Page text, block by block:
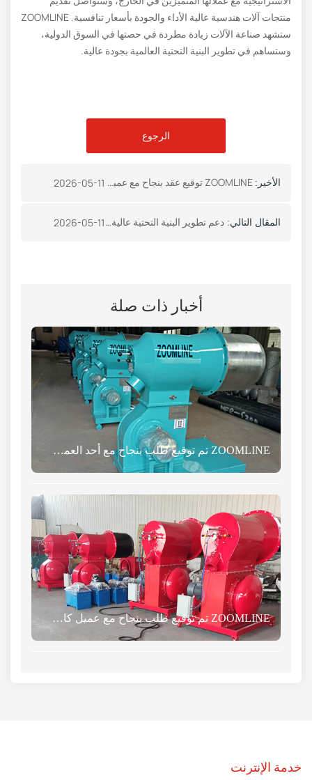
منتجات آلات هندسية عالية الأداء والجودة بأسعار تنافسية. ZOOMLINE
ستشهد صناعة الآلات زيادة مطردة في حصتها في السوق الدولية،
وستساهم في تطوير البنية التحتية العالمية بجودة عالية.
الرجوع
الأخير: 2026-05-11
المقال التالي: دعم تطوير البنية التحتية عالية الجودة في جورجيا: شركتنا توقع بنجاح عقدًا لتوريد معدات الأسفلت المستحلب بسعة 6 أطنان/ساعة 2026-05-11
أخبار ذات صلة
ZOOMLINE تم توقيع طلب بنجاح مع أحد العملاء اللاتفيين
ZOOMLINE تم توقيع طلب بنجاح مع عميل كازاخستاني
خدمة الإنترنت